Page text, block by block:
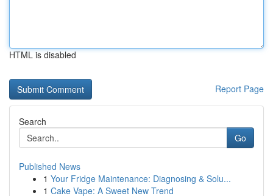
HTML is disabled
Report Page
Search
Go
Published News
1 Your Fridge Maintenance: Diagnosing & Solu...
1 Cake Vape: A Sweet New Trend